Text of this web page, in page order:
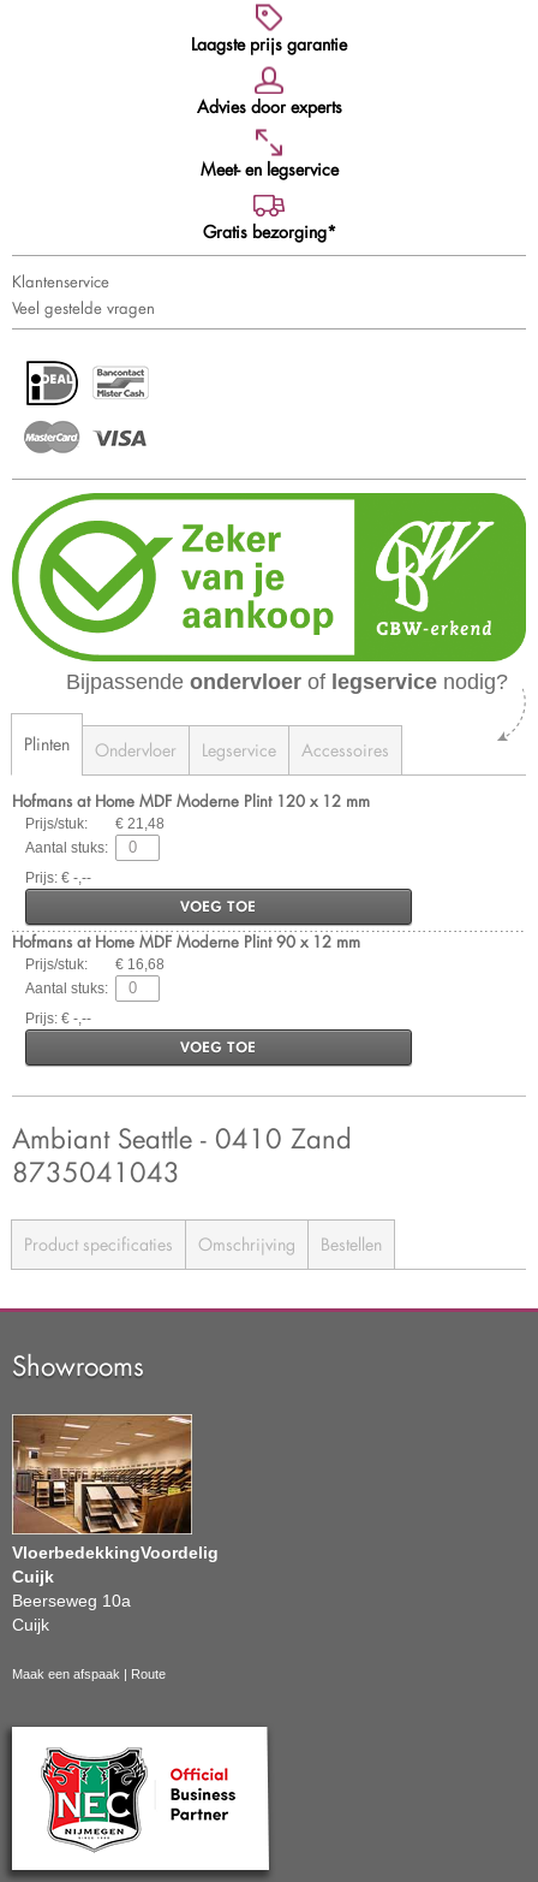
Laagste prijs garantie
Advies door experts
Meet- en legservice
Gratis bezorging*
Klantenservice
Veel gestelde vragen
Bijpassende ondervloer of legservice nodig?
Plinten Ondervloer Legservice Accessoires
Hofmans at Home MDF Moderne Plint 120 x 12 mm
Prijs/stuk:
€ 21,48
Aantal stuks:
Prijs: € -,--
VOEG TOE
Hofmans at Home MDF Moderne Plint 90 x 12 mm
Prijs/stuk:
€ 16,68
Aantal stuks:
Prijs: € -,--
VOEG TOE
Ambiant Seattle - 0410 Zand
8735041043
Product specificaties Omschrijving Bestellen
Showrooms
VloerbedekkingVoordelig
Cuijk
Beerseweg 10a
Cuijk
Maak een afspaak | Route